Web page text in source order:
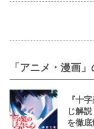
「アニメ・漫画
『十
じ解
を徹